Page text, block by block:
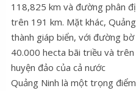
118,825 km và đường phân
trên 191 km. Mặt khác,
thành giáp biển, với đường
40.000 hecta bãi triều và
huyện đảo của cả nước
Quảng Ninh là một trọng